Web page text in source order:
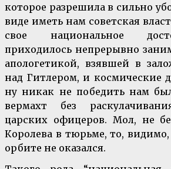
которое разрешила в сильно
виде иметь нам советская
свое национальное
приходилось непрерывно
апологетикой, взявшей в
над Гитлером, и космические
ну никак не победить нам
вермахт без
царских офицеров. Мол, не
Королева в тюрьме, то,
орбите не оказался.